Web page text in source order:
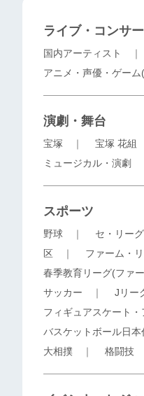
ライブ・コンサ
国内アーティスト
アニメ・声優・ゲーム
演劇・舞台
宝塚 ｜ 宝塚 花組
ミュージカル・演劇
スポーツ
野球 ｜ セ・リーグ
区 ｜ ファーム・
春季教育リーグ(ファ
サッカー ｜ Jリー
フィギュアスケート
バスケットボール日本
大相撲 ｜ 格闘技